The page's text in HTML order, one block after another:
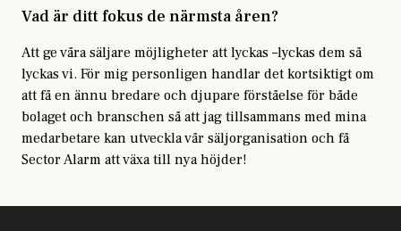
Vad är ditt fokus de närmsta åren?
Att ge våra säljare möjligheter att lyckas –lyckas dem så
lyckas vi. För mig personligen handlar det kortsiktigt om
att få en ännu bredare och djupare förståelse för både
bolaget och branschen så att jag tillsammans med mina
medarbetare kan utveckla vår säljorganisation och få
Sector Alarm att växa till nya höjder!